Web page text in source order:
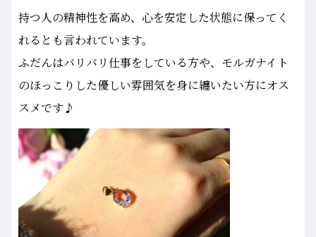
持つ人の精神性を高め、心を安定した状態に保ってく
れるとも言われています。
ふだんはバリバリ仕事をしている方や、モルガナイト
のほっこりした優しい雰囲気を身に纏いたい方にオス
スメです♪